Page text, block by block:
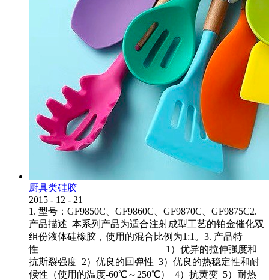
厨具类硅胶
2015 - 12 - 21
1. 型号：GF9850C、GF9860C、GF9870C、GF9875C2.
产品描述 本系列产品为适合注射成型工艺的铂金催化双
组份液体硅橡胶，使用的混合比例为1:1。3. 产品特
性 1）优异的拉伸强度和
抗斯裂强度 2）优良的回弹性 3）优良的热稳定性和耐
候性（使用的温度-60℃～250℃） 4）抗黄变 5）耐热